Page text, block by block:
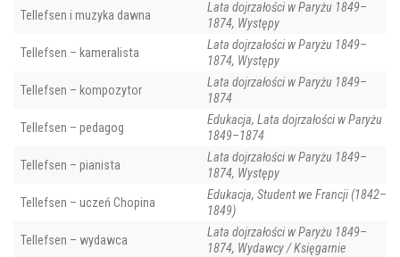
Tellefsen i muzyka dawna
Lata dojrzałości w Paryżu 1849–
1874, Występy
Tellefsen – kameralista
Lata dojrzałości w Paryżu 1849–
1874, Występy
Tellefsen – kompozytor
Lata dojrzałości w Paryżu 1849–
1874
Tellefsen – pedagog
Edukacja, Lata dojrzałości w Paryżu
1849–1874
Tellefsen – pianista
Lata dojrzałości w Paryżu 1849–
1874, Występy
Tellefsen – uczeń Chopina
Edukacja, Student we Francji (1842–
1849)
Tellefsen – wydawca
Lata dojrzałości w Paryżu 1849–
1874, Wydawcy / Księgarnie